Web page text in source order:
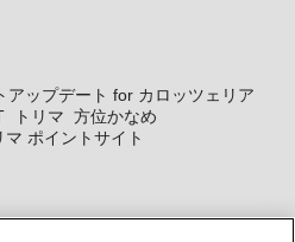
アップデート for カロッツェリア
トリマ 方位かなめ
マ ポイントサイト